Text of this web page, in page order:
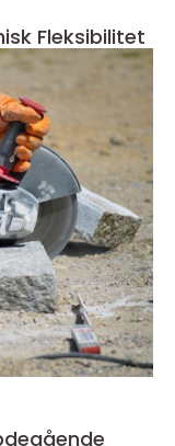
Fleksibilitet